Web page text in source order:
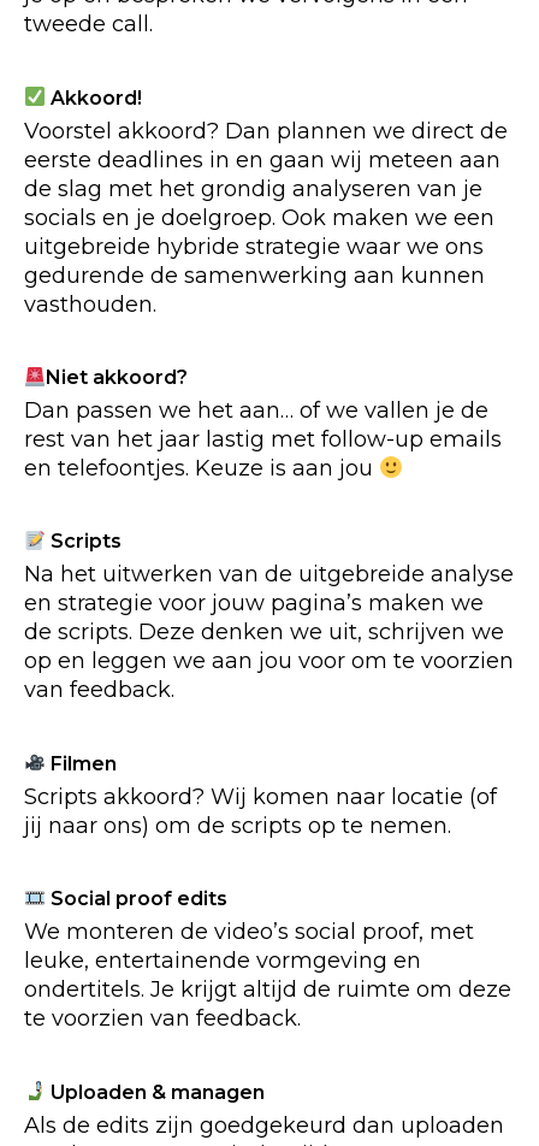
tweede call.
Akkoord!
Voorstel akkoord? Dan plannen we direct de
eerste deadlines in en gaan wij meteen aan
de slag met het grondig analyseren van je
socials en je doelgroep. Ook maken we een
uitgebreide hybride strategie waar we ons
gedurende de samenwerking aan kunnen
vasthouden.
Niet akkoord?
Dan passen we het aan… of we vallen je de
rest van het jaar lastig met follow-up emails
en telefoontjes. Keuze is aan jou
Scripts
Na het uitwerken van de uitgebreide analyse
en strategie voor jouw pagina’s maken we
de scripts. Deze denken we uit, schrijven we
op en leggen we aan jou voor om te voorzien
van feedback.
Filmen
Scripts akkoord? Wij komen naar locatie (of
jij naar ons) om de scripts op te nemen.
Social proof edits
We monteren de video’s social proof, met
leuke, entertainende vormgeving en
ondertitels. Je krijgt altijd de ruimte om deze
te voorzien van feedback.
Uploaden & managen
Als de edits zijn goedgekeurd dan uploaden